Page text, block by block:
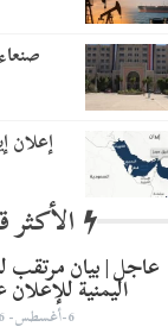
إعلان
الأكثر
عاجل | بيان مرتقب
اليمنية
6-أغسطس- 2026